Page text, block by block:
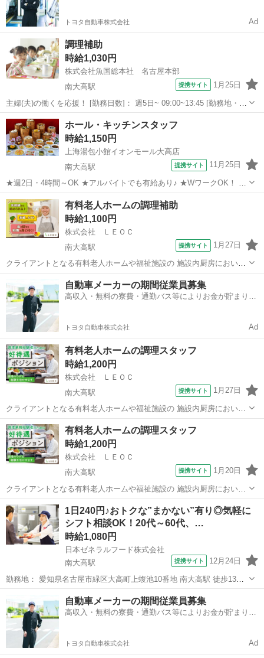
トヨタ自動車株式会社 Ad
調理補助
時給1,030円
株式会社魚国総本社 名古屋本部
南大高駅
提携サイト 1月25日
主婦(夫)の働くを応援！ [勤務日数]： 週5日~ 09:00~13:45 [勤務地・最
寄駅]： 愛知県名古屋市緑区森の里1丁目107 株式会社魚国総本社 名
古屋本部 南大高駅／大高駅 [職種名]：調理補助 [求人...
愛知 名古屋市 南大高駅 キッチン
ホール・キッチンスタッフ
時給1,150円
上海湯包小館イオンモール大高店
南大高駅
提携サイト 11月25日
★週2日・4時間～OK ★アルバイトでも有給あり♪ ★WワークOK！ ★
土日祝日 時給５０円アップ ＼JR線南大高駅 直結！／ ◆◇─ 上海
湯包小館 ─◇◆ ①ホールスタッフ ②キッチンスタッフ 大募集！！
【働きやすい...
愛知 名古屋市 南大高駅 キッチン
有料老人ホームの調理補助
時給1,100円
株式会社 ＬＥＯＣ
南大高駅
提携サイト 1月27日
クライアントとなる有料老人ホームや福祉施設の 施設内厨房におい
て、朝昼晩の決まった時間に合わせて ご利用者様へお食事提供を行う
お仕事です。 調理補助の方には食器の準備・お食事の盛付・配膳 ・食
器洗浄などのお仕事をお任せします...
名古屋市 南大高駅 その他
自動車メーカーの期間従業員募集
高収入・無料の寮費・通勤バス等によりお金が貯まりや
トヨタ自動車株式会社 Ad
有料老人ホームの調理スタッフ
時給1,200円
株式会社 ＬＥＯＣ
南大高駅
提携サイト 1月27日
クライアントとなる有料老人ホームや福祉施設の 施設内厨房におい
て、朝昼晩の決まった時間に合わせて ご利用者様へお食事提供を行う
お仕事です。 調理スタッフの方にはお食事の調理・配膳・ 食器洗浄・
食材の仕込みなどのお仕事をお任せ...
愛知 名古屋市 南大高駅 その他
有料老人ホームの調理スタッフ
時給1,200円
株式会社 ＬＥＯＣ
南大高駅
提携サイト 1月20日
クライアントとなる有料老人ホームや福祉施設の 施設内厨房におい
て、朝昼晩の決まった時間に合わせて ご利用者様へお食事提供を行う
お仕事です。 調理スタッフの方にはお食事の調理・配膳・ 食器洗浄・
食材の仕込みなどのお仕事をお任せ...
愛知 名古屋市 南大高駅 その他
1日240円♪おトクな”まかない”有り◎気軽に
シフト相談OK！20代～60代、…
時給1,080円
日本ゼネラルフード株式会社
南大高駅
提携サイト 12月24日
勤務地： 愛知県名古屋市緑区大高町上蝮池10番地 南大高駅 徒歩13分
／ 左京山駅 自動車5分 ／ 大高駅 自動車5分 週勤務日時： 週3日~週5
日 08:30〜17:30 雇用形態： パート・アルバイト 給与： ...
名古屋市 南大高駅 キッチン
自動車メーカーの期間従業員募集
高収入・無料の寮費・通勤バス等によりお金が貯まりや
トヨタ自動車株式会社 Ad